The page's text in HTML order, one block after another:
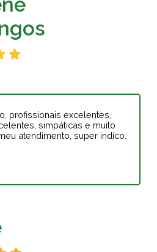
profissionais excelentes,
simpáticas e muito
atendimento, super indico.